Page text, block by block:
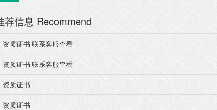
荐信息 Recommend
资质证书 联系客服查看
资质证书 联系客服查看
资质证书
资质证书